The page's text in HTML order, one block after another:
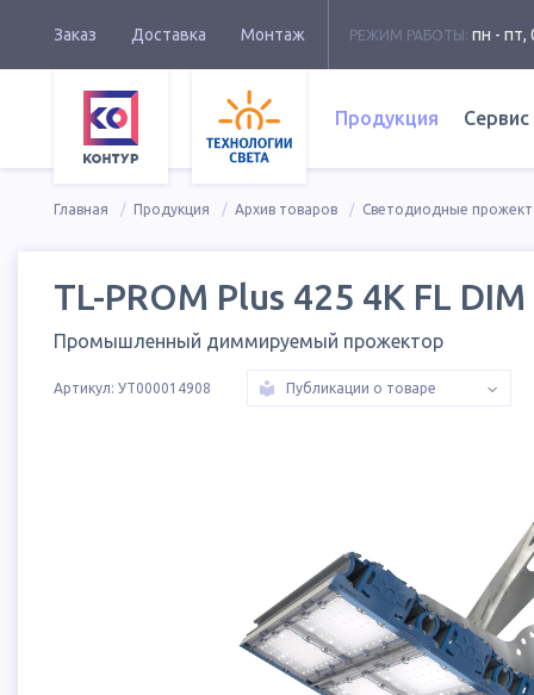
Заказ Доставка Монтаж РЕЖИМ РАБОТЫ: пн - пт,
Продукция Сервис
Главная Продукция Архив товаров Светодиодные
TL-PROM Plus 425 4K FL DIM
Промышленный диммируемый прожектор
Артикул: УТ000014908 Публикации о товаре